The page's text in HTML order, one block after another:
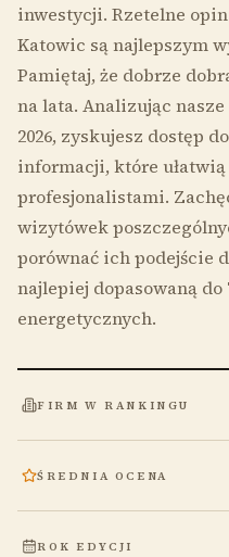
inwestycji. Rzetelne
Katowic są najlepszym
Pamiętaj, że dobrze
na lata. Analizując
2026, zyskujesz dostęp
informacji, które
profesjonalistami.
wizytówek
porównać ich podejście
najlepiej dopasowaną
energetycznych.
FIRM W RANKINGU
ŚREDNIA OCENA
ROK EDYCJI